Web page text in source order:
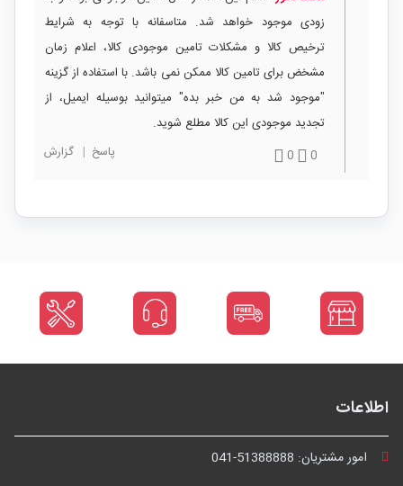
زودی موجود خواهد شد. متاسفانه با توجه به شرایط
ترخیص کالا و مشکلات تامین موجودی کالا، اعلام زمان
مشخض برای تامین کالا ممکن نمی باشد. با استفاده از گزینه
"موجود شد به من خبر بده" میتوانید بوسیله ایمیل، از
تجدید موجودی این کالا مطلع شوید.
0
0 پاسخ | گزارش
اطلاعات
امور مشتریان: 041-51388888